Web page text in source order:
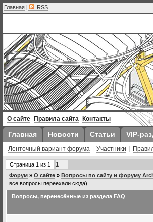
Главная | RSS
О сайте Правила сайта Контакты
Главная Новости Статьи VIP-
Ленточный вариант форума Участники
Страница 1 из 1
1
Форум » О сайте » Вопросы по сайту и форуму
все вопросы переехали сюда)
Вопросы, перенесённые из раздела FAQ